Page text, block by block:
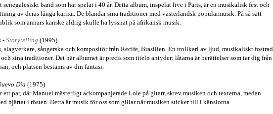
senegalesiskt band som har spelat i 40 år. Detta album, inspelat live i Paris, är en musikalisk fest och
av deras långa karriär. De blandar sina traditioner med västerländsk populärmusik. På så sätt
som annars kanske aldrig skulle ha lyssnat på afrikansk musik.
- Storytelling (1995)
slagverkare, sångerska och kompositör från Recife, Brasilien. En trollkarl av ljud, musikaliskt fostrad
sina traditioner. Det här albumet är precis som titeln antyder: låtarna är berättelser som tar dig från
och platsen bestäms av din fantasi.
Dia (1975)
par, där Manuel mästerligt ackompanjerade Lole på gitarr, skrev musiken och texterna, medan
hjärtat i rösten. Detta är musik för oss som gillar när musiken sticker till i känslorna.